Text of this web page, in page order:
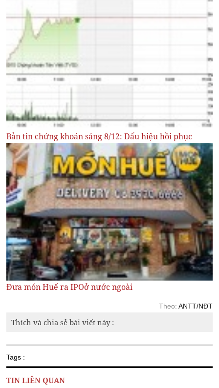
Bản tin chứng khoán sáng 8/12: Dấu hiệu hồi phục
Đưa món Huế ra IPOở nước ngoài
Theo: ANTT/NĐT
Thích và chia sẻ bài viết này :
Tags :
TIN LIÊN QUAN